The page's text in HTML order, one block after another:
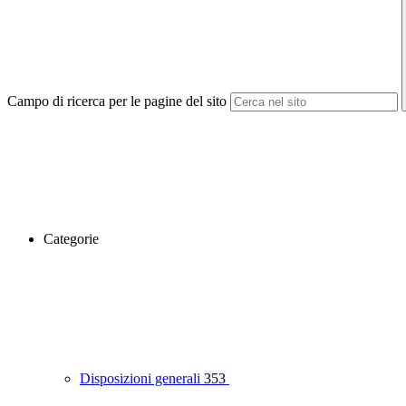
Campo di ricerca per le pagine del sito
Categorie
Disposizioni generali 353